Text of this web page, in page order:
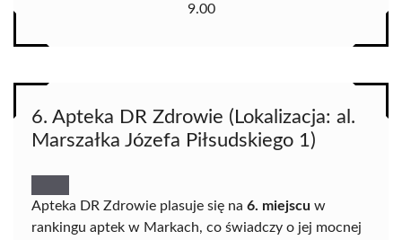
9.00
6. Apteka DR Zdrowie (Lokalizacja: al.
Marszałka Józefa Piłsudskiego 1)
Apteka DR Zdrowie plasuje się na 6. miejscu w
rankingu aptek w Markach, co świadczy o jej mocnej